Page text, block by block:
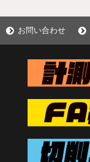
お問い合わせ